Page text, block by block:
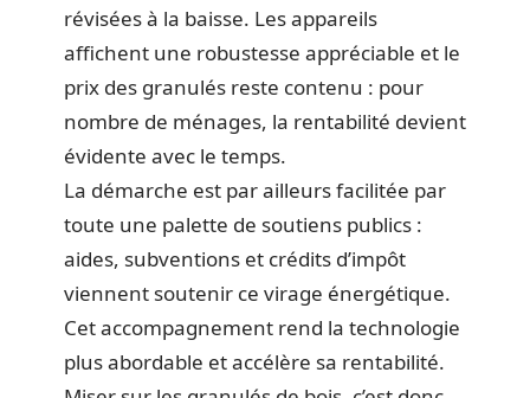
révisées à la baisse. Les appareils
affichent une robustesse appréciable et le
prix des granulés reste contenu : pour
nombre de ménages, la rentabilité devient
évidente avec le temps.
La démarche est par ailleurs facilitée par
toute une palette de soutiens publics :
aides, subventions et crédits d’impôt
viennent soutenir ce virage énergétique.
Cet accompagnement rend la technologie
plus abordable et accélère sa rentabilité.